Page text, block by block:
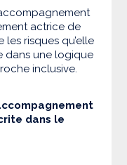
actrice de
risques qu’elle
dans une logique
inclusive.
dans le